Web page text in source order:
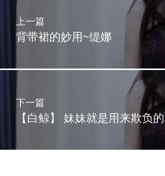
上一篇
背带裙的妙用~缇娜
下一篇
【白鲸】 妹妹就是用来欺负的